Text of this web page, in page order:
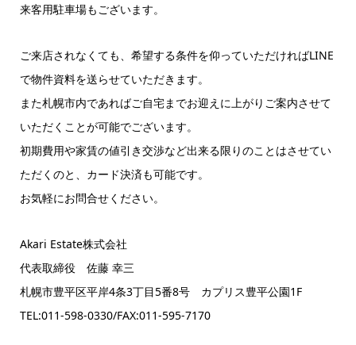
来客用駐車場もございます。
ご来店されなくても、希望する条件を仰っていただければLINE
で物件資料を送らせていただきます。
また札幌市内であればご自宅までお迎えに上がりご案内させて
いただくことが可能でございます。
初期費用や家賃の値引き交渉など出来る限りのことはさせてい
ただくのと、カード決済も可能です。
お気軽にお問合せください。
Akari Estate株式会社
代表取締役 佐藤 幸三
札幌市豊平区平岸4条3丁目5番8号 カプリス豊平公園1F
TEL:011-598-0330/FAX:011-595-7170